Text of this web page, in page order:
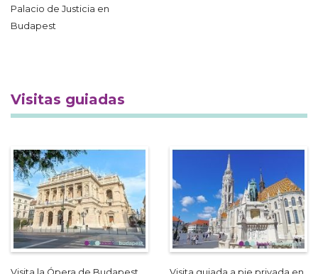
Palacio de Justicia en
Budapest
Visitas guiadas